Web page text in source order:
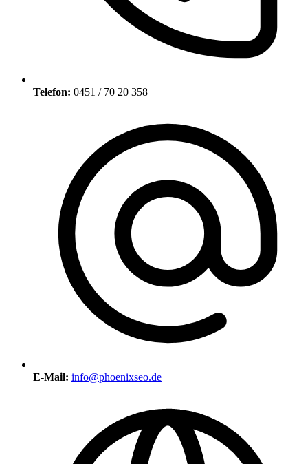
Telefon: 0451 / 70 20 358
E-Mail: info@phoenixseo.de